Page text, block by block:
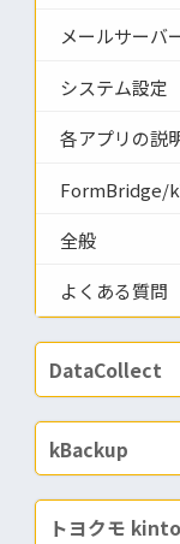
メールサーバ
システム設定
各アプリの説
FormBridge/
全般
よくある質問
DataCollect
kBackup
トヨクモ